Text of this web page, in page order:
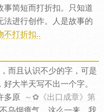
事简短而打折扣。只知道
法进行创作。人是故事的
不打折扣..
而且认识不少的字，可是
大半天写不出一个字。
多原
～✿《出口成章》第